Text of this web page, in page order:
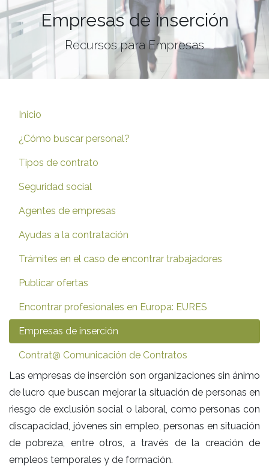
Empresas de inserción
Recursos para Empresas
Inicio
¿Cómo buscar personal?
Tipos de contrato
Seguridad social
Agentes de empresas
Ayudas a la contratación
Trámites en el caso de encontrar trabajadores
Publicar ofertas
Encontrar profesionales en Europa: EURES
Empresas de inserción
Contrat@ Comunicación de Contratos
Las empresas de inserción son organizaciones sin ánimo
de lucro que buscan mejorar la situación de personas en
riesgo de exclusión social o laboral, como personas con
discapacidad, jóvenes sin empleo, personas en situación
de pobreza, entre otros, a través de la creación de
empleos temporales y de formación.